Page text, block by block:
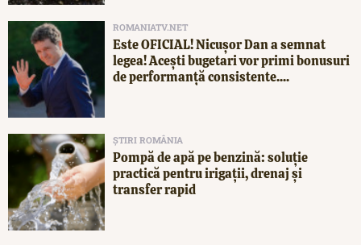
ROMANIATV.NET
Este OFICIAL! Nicușor Dan a semnat
legea! Acești bugetari vor primi bonusuri
de performanță consistente....
ȘTIRI ROMÂNIA
Pompă de apă pe benzină: soluție
practică pentru irigații, drenaj și
transfer rapid